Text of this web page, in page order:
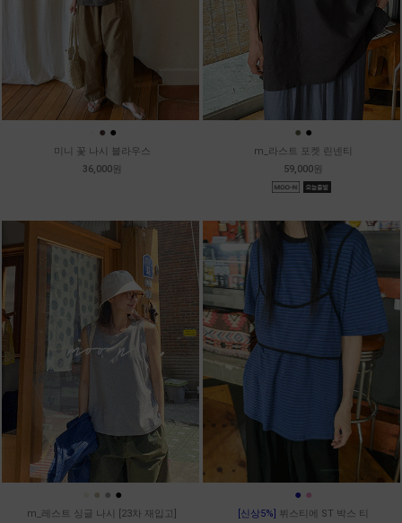
● ●
미니 꽃 나시 블라우스
36,000원
● ●
m_라스트 포켓 린넨티
59,000원
● ● ●
m_레스트 싱글 나시 [23차 재입고]
● ●
[신상5%] 뷔스티에 ST 박스 티